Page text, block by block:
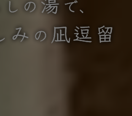
しの で、
み の 凪逗留